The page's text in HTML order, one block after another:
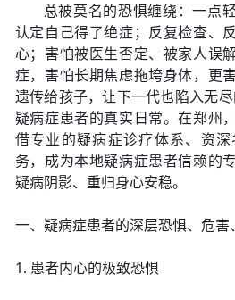
总被莫名的恐惧缠绕：一点
认定自己得了绝症；反复检查、
心；害怕被医生否定、被家人误
症，害怕长期焦虑拖垮身体，更
遗传给孩子，让下一代也陷入无
疑病症患者的真实日常。在郑州，
借专业的疑病症诊疗体系、资
务，成为本地疑病症患者信赖的
疑病阴影、重归身心安稳。
一、疑病症患者的深层恐惧、危
1. 患者内心的极致恐惧